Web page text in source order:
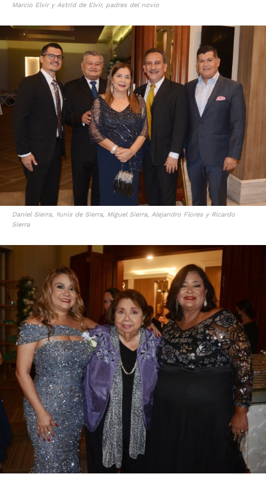
Marcio Elvir y Astrid de Elvir, padres del novio
Daniel Sierra, Yunis de Sierra, Miguel Sierra, Alejandro Flores y Ricardo
Sierra